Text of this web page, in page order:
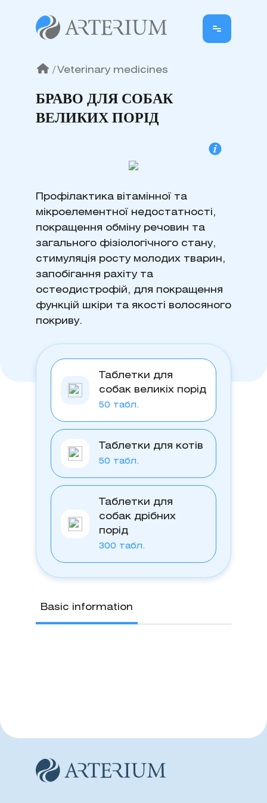
/ Veterinary medicines
БРАВО ДЛЯ СОБАК
ВЕЛИКИХ ПОРІД
Профілактика вітамінної та
мікроелементної недостатності,
покращення обміну речовин та
загального фізіологічного стану,
стимуляція росту молодих тварин,
запобігання рахіту та
остеодистрофій, для покращення
функцій шкіри та якості волосяного
покриву.
Таблетки для
собак великіх порід
50 табл.
Таблетки для котів
50 табл.
Таблетки для
собак дрібних
порід
300 табл.
Basic information